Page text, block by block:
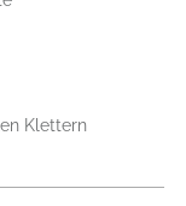
Klettern